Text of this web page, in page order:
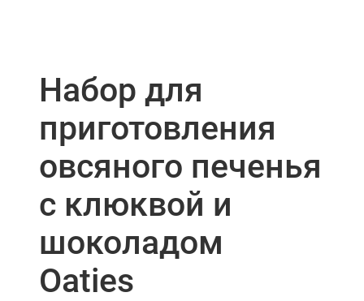
Набор для
приготовления
овсяного печенья
с клюквой и
шоколадом
Oaties